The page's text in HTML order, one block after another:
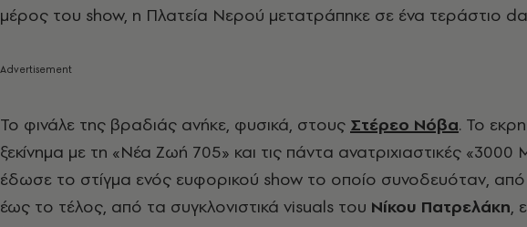
μέρος του show, η Πλατεία Νερού μετατράπηκε σε ένα τεράστιο
To φινάλε της βραδιάς ανήκε, φυσικά, στους Στέρεο Νόβα. Το
ξεκίνημα με τη «Νέα Ζωή 705» και τις πάντα ανατριχιαστικές «3000
έδωσε το στίγμα ενός ευφορικού show το οποίο συνοδευόταν,
έως το τέλος, από τα συγκλονιστικά visuals του Νίκου Πατρελάκη,